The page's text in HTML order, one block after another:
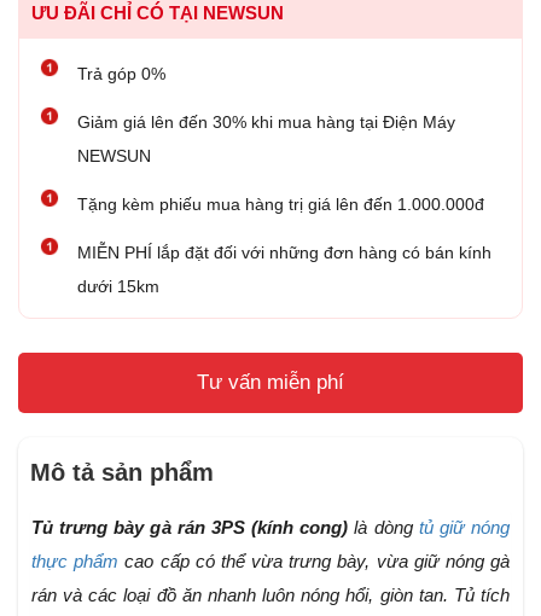
ƯU ĐÃI CHỈ CÓ TẠI NEWSUN
Trả góp 0%
Giảm giá lên đến 30% khi mua hàng tại Điện Máy
NEWSUN
Tặng kèm phiếu mua hàng trị giá lên đến 1.000.000đ
MIỄN PHÍ lắp đặt đối với những đơn hàng có bán kính
dưới 15km
Tư vấn miễn phí
Mô tả sản phẩm
Tủ trưng bày gà rán 3PS (kính cong) là dòng tủ giữ nóng
thực phẩm cao cấp có thể vừa trưng bày, vừa giữ nóng gà
rán và các loại đồ ăn nhanh luôn nóng hổi, giòn tan. Tủ tích